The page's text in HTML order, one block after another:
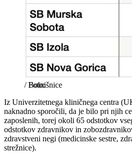
/Bolnišnice
Iz Univerzitetnega kliničnega centra
naknadno sporočili, da je bilo pri njih
zaposlenih, torej okoli 65 odstotkov
odstotkov zdravnikov in
zdravstveni negi (medicinske sestre,
strežnice).